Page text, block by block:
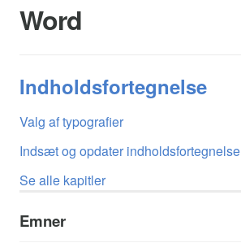
Word
Indholdsfortegnelse
Valg af typografier
Indsæt og opdater indholdsfortegnelse
Se alle kapitler
Emner